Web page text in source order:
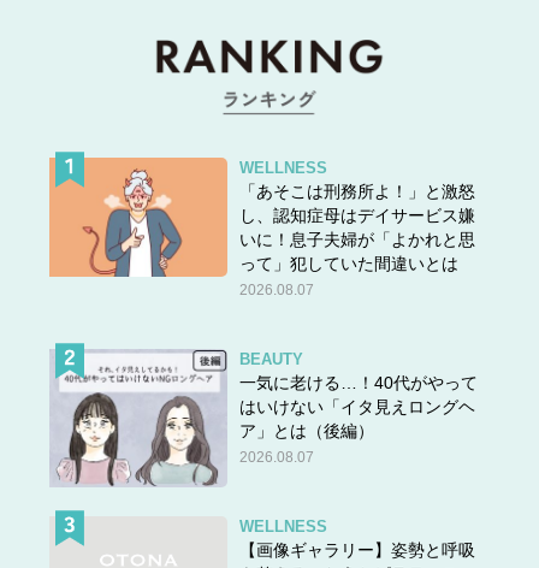
WELLNESS
「あそこは刑務所よ！」と激怒
し、認知症母はデイサービス嫌
いに！息子夫婦が「よかれと思
って」犯していた間違いとは
2026.08.07
BEAUTY
一気に老ける…！40代がやって
はいけない「イタ見えロングヘ
ア」とは（後編）
2026.08.07
WELLNESS
【画像ギャラリー】姿勢と呼吸